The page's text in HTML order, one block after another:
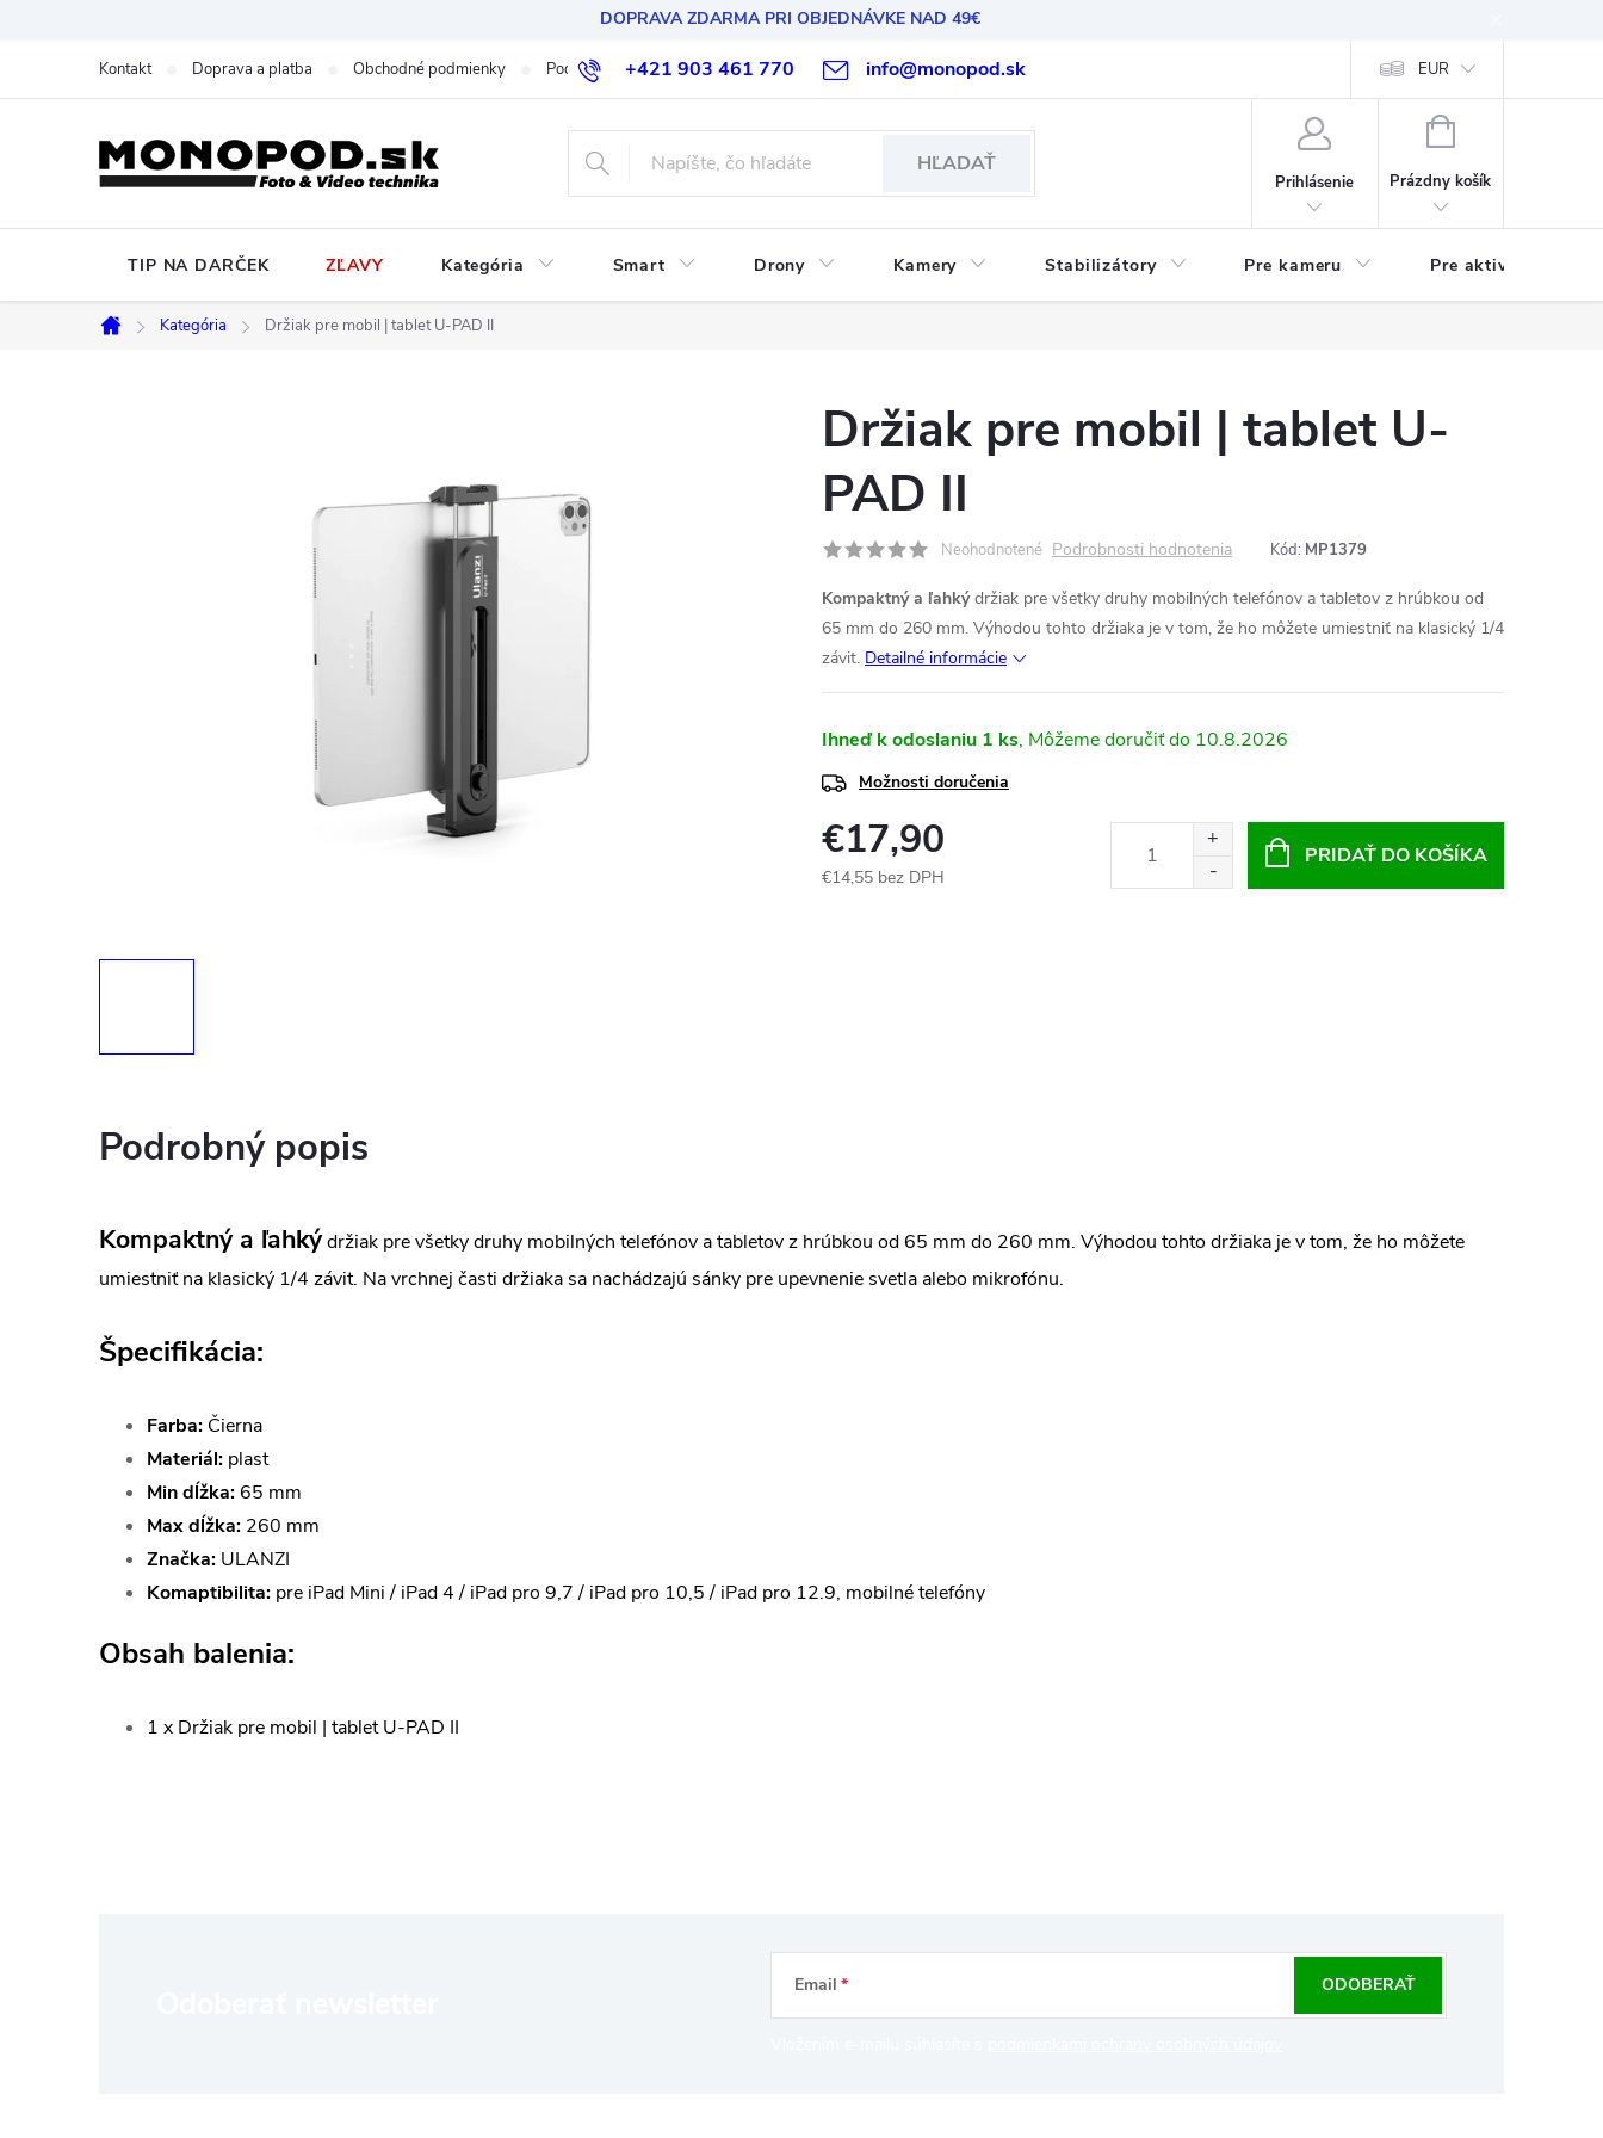
DOPRAVA ZDARMA PRI OBJEDNÁVKE NAD 49€
+421 903 461 770 info@monopod.sk
Kontakt Doprava a platba Obchodné podmienky Podmienky ochrany osobných údajov Reklamácia a vrátenie EUR
HĽADAŤ
Prihlásenie
NÁKUPNÝ
Prázdny košík
TIP NA DARČEK ZĽAVY Kategória Smart Drony Kamery Stabilizátory Pre kameru Pre aktivitu
Domov
Kategória Držiak pre mobil | tablet U-PAD II
Držiak pre mobil | tablet U-
PAD II
Neohodnotené Podrobnosti hodnotenia Kód: MP1379
Kompaktný a ľahkýdržiak pre všetky druhy mobilných telefónov a tabletov z hrúbkou od
65 mm do 260 mm. Výhodou tohto držiaka je v tom, že ho môžete umiestniť na klasický 1/4
závit. Detailné informácie
Ihneď k odoslaniu 1 ks 10.8.2026
Možnosti doručenia
€17,90
€14,55 bez DPH
PRIDAŤ DO KOŠÍKA
Podrobný popis
Kompaktný a ľahkýdržiak pre všetky druhy mobilných telefónov a tabletov z hrúbkou od 65 mm do 260 mm. Výhodou tohto držiaka je v tom, že ho môžete
umiestniť na klasický 1/4 závit. Na vrchnej časti držiaka sa nachádzajú sánky pre upevnenie svetla alebo mikrofónu.
Špecifikácia:
Farba: Čierna
Materiál: plast
Min dĺžka: 65 mm
Max dĺžka: 260 mm
Značka: ULANZI
Komaptibilita: pre iPad Mini / iPad 4 / iPad pro 9,7 / iPad pro 10,5 / iPad pro 12.9, mobilné telefóny
Obsah balenia:
1 x Držiak pre mobil | tablet U-PAD II
Email ODOBERAŤ